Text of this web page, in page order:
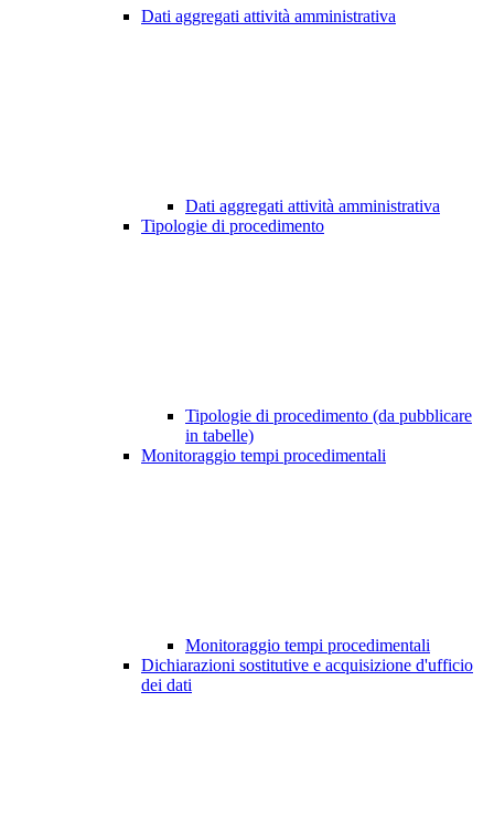
Dati aggregati attività amministrativa
Dati aggregati attività amministrativa
Tipologie di procedimento
Tipologie di procedimento (da pubblicare
in tabelle)
Monitoraggio tempi procedimentali
Monitoraggio tempi procedimentali
Dichiarazioni sostitutive e acquisizione d'ufficio
dei dati